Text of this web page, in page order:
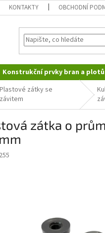
KONTAKTY OBCHODNÍ
Konstrukční prvky bran a plotů
Plastové zátky se
závitem
zátka o